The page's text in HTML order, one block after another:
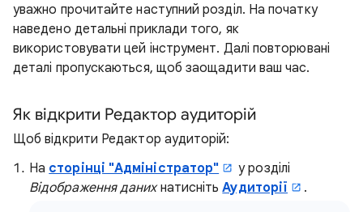
уважно прочитайте наступний розділ. На початку
наведено детальні приклади того, як
використовувати цей інструмент. Далі повторювані
деталі пропускаються, щоб заощадити ваш час.
Як відкрити Редактор аудиторій
Щоб відкрити Редактор аудиторій:
На сторінці "Адміністратор"
у розділі
Відображення данихнатиснітьАудиторії .